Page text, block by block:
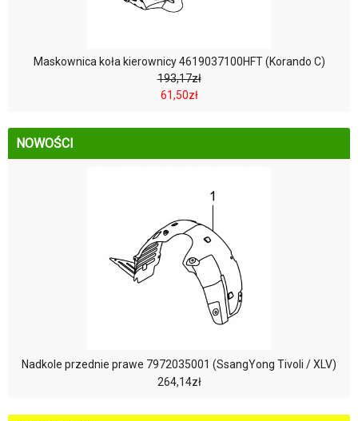
Maskownica koła kierownicy 4619037100HFT (Korando C)
193,17zł
61,50zł
NOWOŚCI
Nadkole przednie prawe 7972035001 (SsangYong Tivoli / XLV)
264,14zł